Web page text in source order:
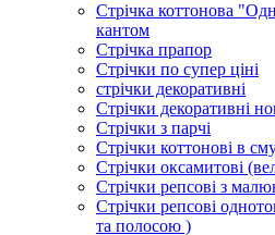
Стрічка коттонова
кантом
Стрічка прапор
Стрічки по супер ціні
стрічки декоративні
Стрічки декоративні
Стрічки з парчі
Стрічки коттонові в
Стрічки оксамитові
Стрічки репсові з
Стрічки репсові
та полосою )